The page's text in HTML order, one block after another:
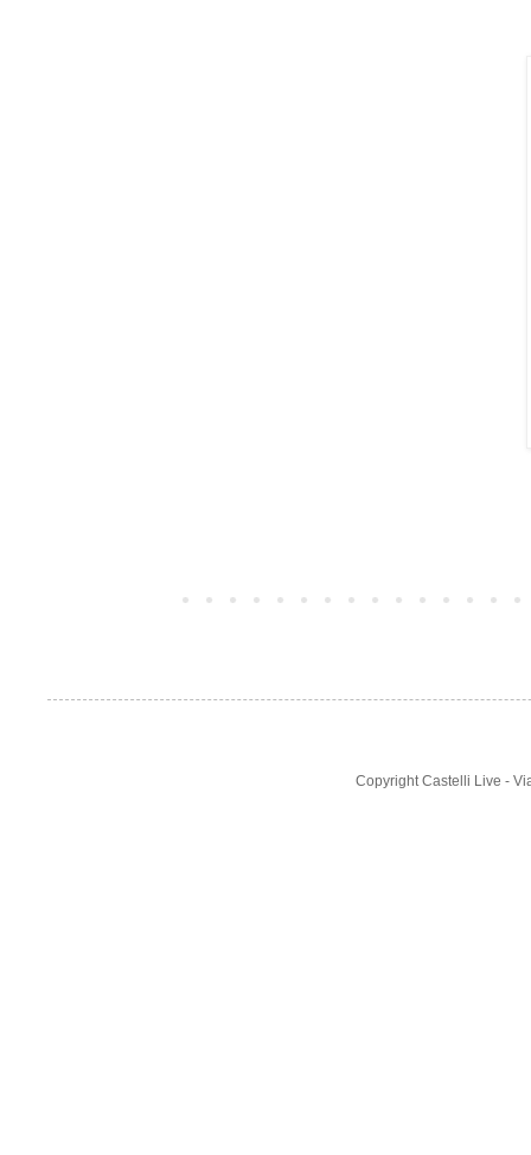
Copyright Castelli Live -